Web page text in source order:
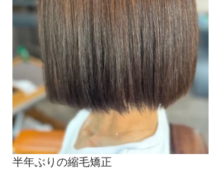
半年ぶりの縮毛矯正